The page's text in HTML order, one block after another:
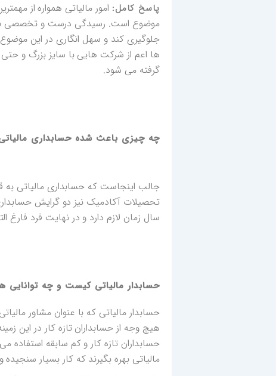
پاسخ کامل: امور مالیاتی همواره از
موضوع است. رسیدگی درست و تخصصی به
جلوگیری کند و سهل انگاری در این
ها اعم از شرکت هایی با سایز بزرگ و
گرفته می شود.
چه چیزی باعث شده حسابداری
جالب اینجاست که حسابداری مالیاتی
سال زمان لازم دارد و در نهایت فرد فارغ
حسابدار مالیاتی کیست و چه توانایی
حسابدار مالیاتی که با عنوان مشاور
هیچ وجه از حسابداران تازه کار در این
حسابداران تازه کار و کم سابقه
مالیاتی بهره بگیرند که کار بسیار